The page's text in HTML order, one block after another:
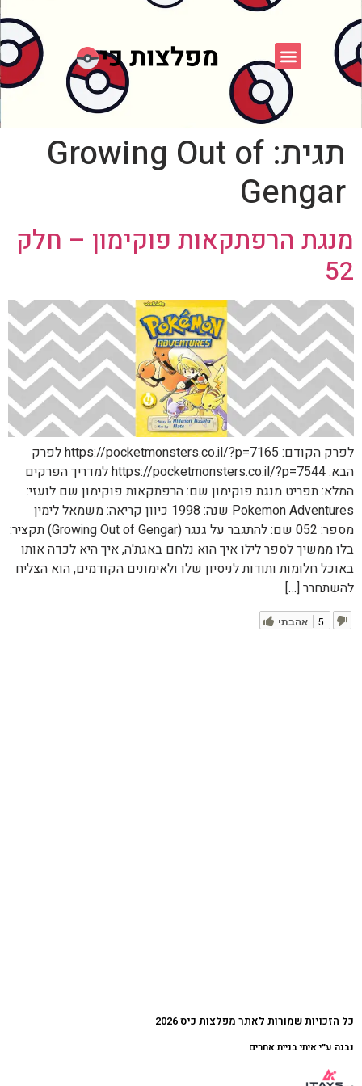
תגית: Growing Out of
Gengar
מנגת הרפתקאות פוקימון – חלק
52
לפרק הקודם: https://pocketmonsters.co.il/?p=7165 לפרק
הבא: https://pocketmonsters.co.il/?p=7544 למדריך הפרקים
המלא: תפריט מנגת פוקימון שם: הרפתקאות פוקימון שם לועזי:
Pokemon Adventures שנה: 1998 כיוון קריאה: משמאל לימין
מספר: 052 שם: להתגבר על גנגר (Growing Out of Gengar) תקציר:
בלו ממשיך לספר לילו איך הוא נלחם באגת'ה, איך היא לכדה אותו
באוכל חלומות ותודות לניסיון שלו ולאימונים הקודמים, הוא הצליח
להשתחרר […]
אהבתי 5
כל הזכויות שמורות לאתר מפלצות כיס 2026
נבנה ע״י איתי בניית אתרים